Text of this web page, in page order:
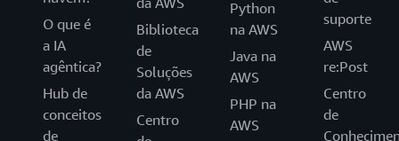
O que é
a IA
agêntica?
Hub de
conceitos
de
Biblioteca
de
Soluções
da AWS
Centro
Python
na AWS
Java na
AWS
PHP na
AWS
suporte
AWS
re:Post
Centro
de